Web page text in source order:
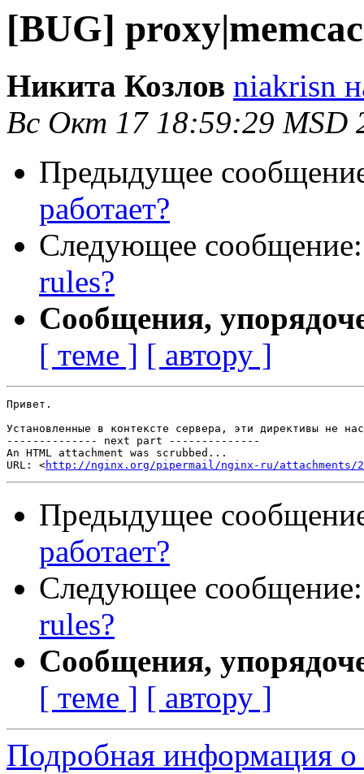
[BUG]
Никита Козлов niakrisn
Вс Окт 17 18:59:29 MSD
Предыдущее
работает?
Следующее
rules?
Сообщения,
[ теме ] [ автору ]
Привет.
Установленные в контексте сервера, эти директивы не
-------------- next part --------------
An HTML attachment was scrubbed...
URL: <http://nginx.org/pipermail/nginx-ru/attachments/
Предыдущее
работает?
Следующее
rules?
Сообщения,
[ теме ] [ автору ]
Подробная информация